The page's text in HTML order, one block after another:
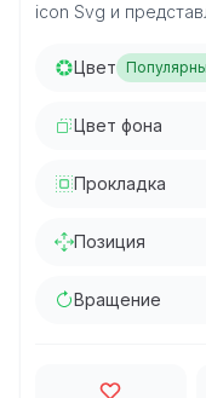
icon Svg и
Цвет
Цвет фона
Прокладка
Позиция
Вращение